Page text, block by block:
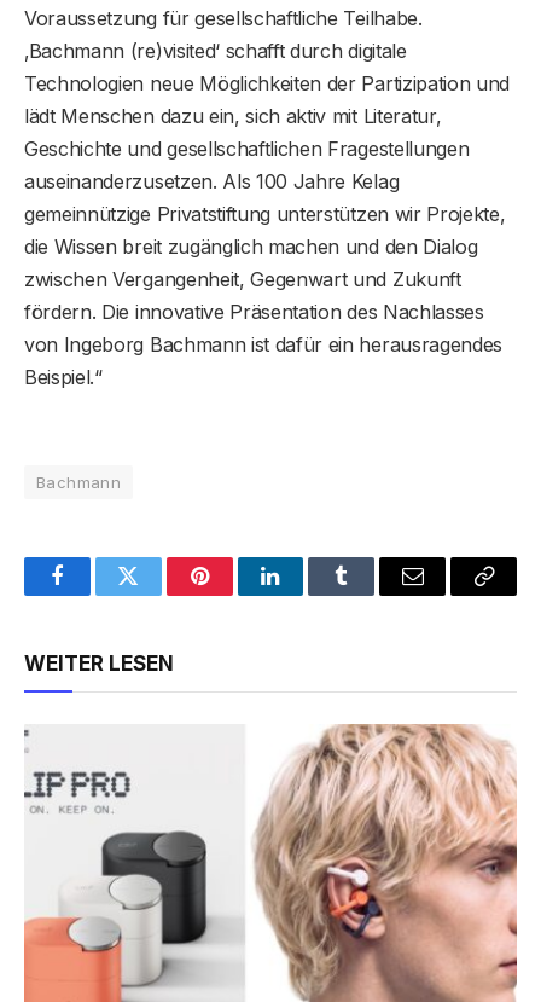
Voraussetzung für gesellschaftliche Teilhabe.
‚Bachmann (re)visited‘ schafft durch digitale
Technologien neue Möglichkeiten der Partizipation und
lädt Menschen dazu ein, sich aktiv mit Literatur,
Geschichte und gesellschaftlichen Fragestellungen
auseinanderzusetzen. Als 100 Jahre Kelag
gemeinnützige Privatstiftung unterstützen wir Projekte,
die Wissen breit zugänglich machen und den Dialog
zwischen Vergangenheit, Gegenwart und Zukunft
fördern. Die innovative Präsentation des Nachlasses
von Ingeborg Bachmann ist dafür ein herausragendes
Beispiel.“
Bachmann
FacebookTwitter PinterestLinkedInTumblr Email
Copy
WEITER LESEN